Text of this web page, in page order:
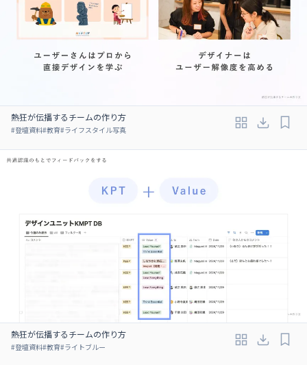
熱狂が伝播するチームの作り方
#登壇資料#教育#ライフスタイル写真
熱狂が伝播するチームの作り方
#登壇資料#教育#ライトブルー